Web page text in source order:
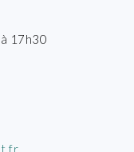
17h30